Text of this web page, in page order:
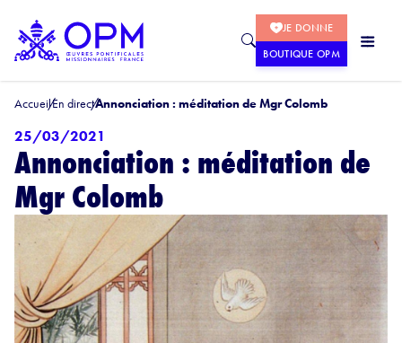
JE DONNE
BOUTIQUE OPM
AccueilEn directAnnonciation : méditation de Mgr Colomb
25/03/2021
Annonciation : méditation de
Mgr Colomb